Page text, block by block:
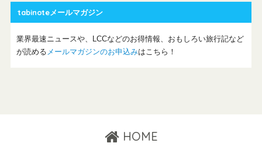
tabinoteメールマガジン
業界最速ニュースや、LCCなどのお得情報、おもしろい旅行記など
が読める メールマガジンのお申込みはこちら！
HOME